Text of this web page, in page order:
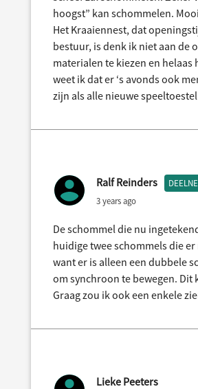
hoogst” kan schommelen.
Het Kraaiennest, dat
bestuur, is denk ik niet aan de
materialen te kiezen en
weet ik dat er ‘s avonds ook
zijn als alle nieuwe
Ralf Reinders
3 years ago
De schommel die nu
huidige twee schommels die
want er is alleen een dubbele
om synchroon te bewegen. Dit
Graag zou ik ook een enkele
Lieke Peeters